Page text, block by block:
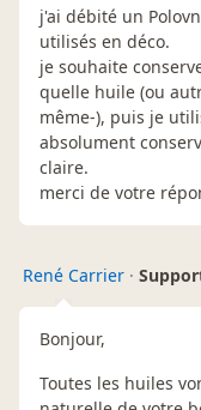
j'ai débité un
utilisés en déco.
je souhaite
quelle huile (ou
même-), puis je
absolument
claire.
merci de votre
René Carrier ·
Bonjour,
Toutes les huiles